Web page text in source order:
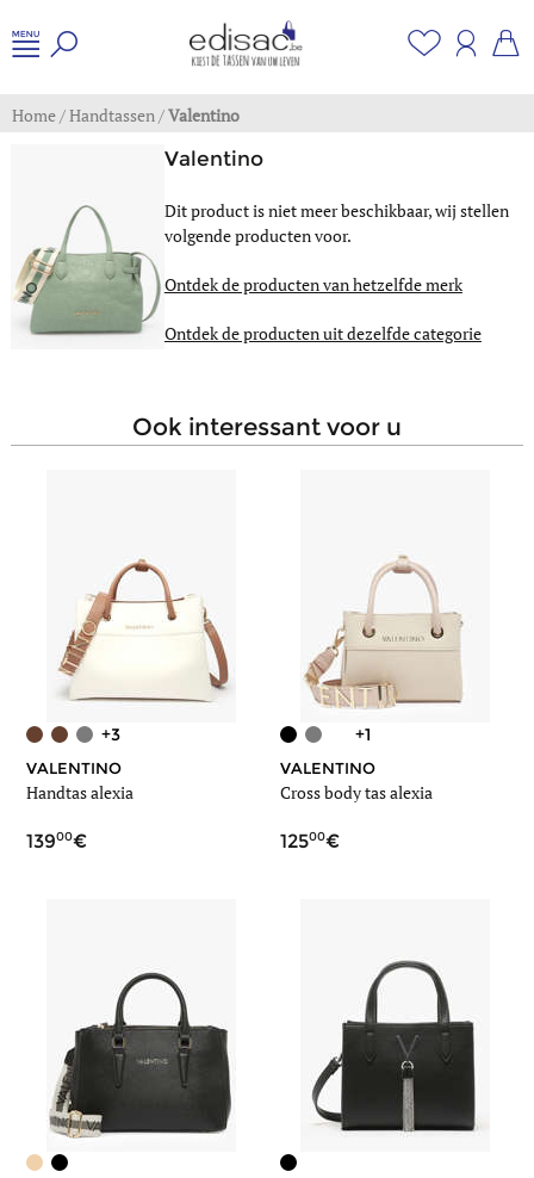
Home/Handtassen/Valentino
Valentino
Dit product is niet meer beschikbaar, wij stellen
volgende producten voor.
Ontdek de producten van hetzelfde merk
Ontdek de producten uit dezelfde categorie
ook interessant voor u
+3
VALENTINO
Handtas alexia
13900
+1
VALENTINO
Cross body tas alexia
12500